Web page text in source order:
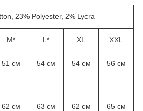
23% Polyester, 2% Lycra
M* L* XL XXL
51 см 54 см 54 см 56 см
62 см 63 см 62 см 65 см